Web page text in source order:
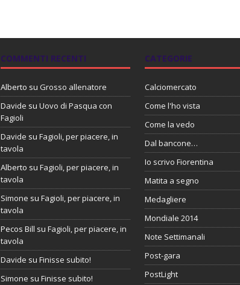
COMMENTI RECENTI
Alberto su Grosso allenatore
Davide suUovo di Pasqua con
Fagioli
Davide suFagioli, per piacere, in
tavola
Alberto suFagioli, per piacere, in
tavola
Simone suFagioli, per piacere, in
tavola
Pecos Bill suFagioli, per piacere, in
tavola
Davide suFinisse subito!
Simone suFinisse subito!
CATEGORIE
Calciomercato
Come l'ho vista
Come la vedo
Dal bancone…
Io scrivo Fiorentina
Matita a segno
Medagliere
Mondiale 2014
Note Settimanali
Post-gara
PostLight